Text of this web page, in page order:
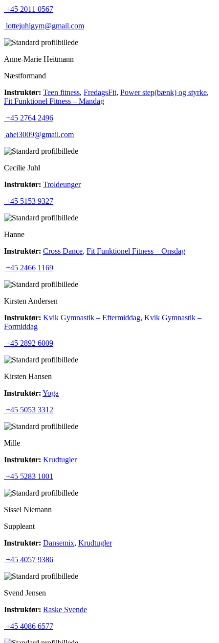
+45 2011 0567
lottejuhlgym@gmail.com
Anne-Marie Heitmann
Næstformand
Instruktør: Teen fitness, FredagsFit, Power step(bænk) og styrke,
Fit Funktionel Fitness – Mandag
+45 2764 2496
ahei3009@gmail.com
Cecilie Juhl
Instruktør: Troldeunger
+45 5153 9327
Hanne
Instruktør: Cross Dance, Fit Funktionel Fitness – Onsdag
+45 2466 1169
Kirsten Andersen
Instruktør: Kvik Gymnastik – Eftermiddag, Kvik Gymnastik –
Formiddag
+45 2892 6009
Kirsten Hansen
Instruktør: Yoga
+45 5053 3312
Mille
Instruktør: Krudtugler
+45 5283 1001
Sissel Niemann
Suppleant
Instruktør: Dansemix, Krudtugler
+45 4057 9386
Svend Jensen
Instruktør: Raske Svende
+45 4086 6577